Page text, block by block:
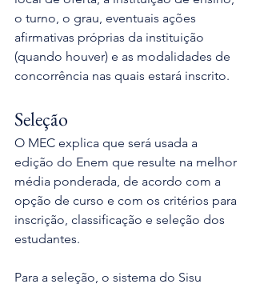
o turno, o grau, eventuais ações
afirmativas próprias da instituição
(quando houver) e as modalidades de
concorrência nas quais estará inscrito.
Seleção
O MEC explica que será usada a
edição do Enem que resulte na melhor
média ponderada, de acordo com a
opção de curso e com os critérios para
inscrição, classificação e seleção dos
estudantes.
Para a seleção, o sistema do Sisu